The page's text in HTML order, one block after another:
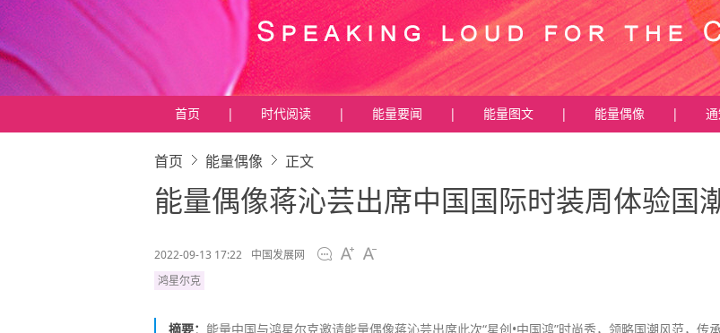
首页 | 时代阅读 | 能量要闻 | 能量图文 | 能量偶像 |
首页 能量偶像 正文
能量偶像蒋沁芸出席中国国际时装周体验国
2022-09-13 17:22
中国发展网
鸿星尔克
摘要： 能量中国与鸿星尔克邀请能量偶像蒋沁芸出席此次“星创•中国鸿”时尚秀，领略国潮风范，传